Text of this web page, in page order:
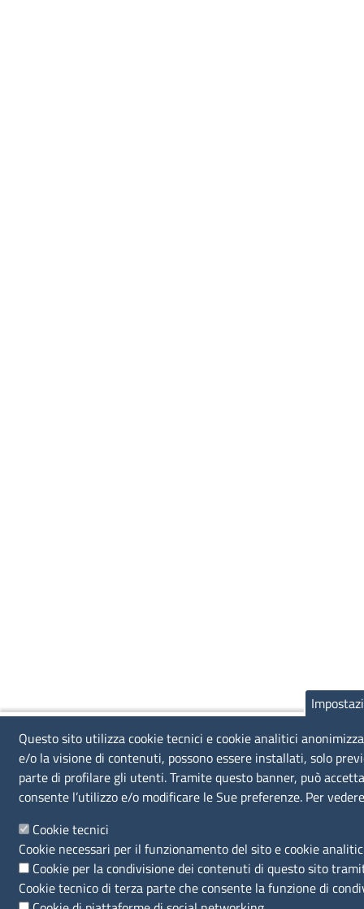
Questo sito utilizza cookie tecnici e cookie analitici
e/o la visione di contenuti, possono essere installati, solo
parte di profilare gli utenti. Tramite questo banner, può
consente l’utilizzo e/o modificare le Sue preferenze. Per
Cookie tecnici
Cookie necessari per il funzionamento del sito e cookie
Cookie per la condivisione dei contenuti di questo sito
Cookie tecnico di terza parte che consente la funzione di